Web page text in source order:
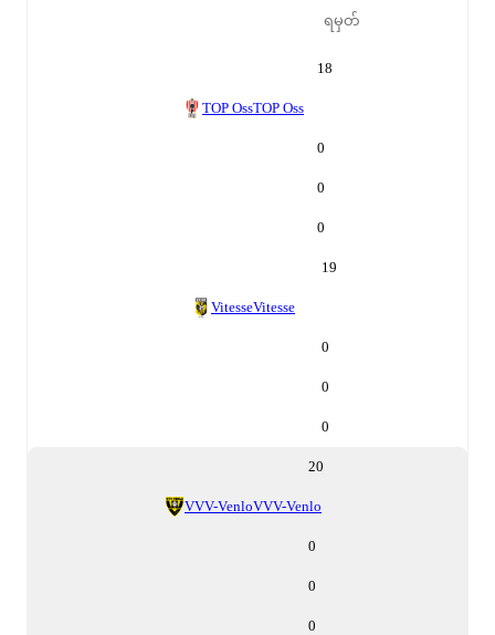
ရမှတ်
18
TOP OssTOP Oss
0
0
0
19
VitesseVitesse
0
0
0
20
VVV-VenloVVV-Venlo
0
0
0